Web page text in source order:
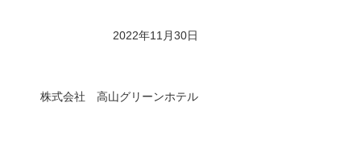
2022年11月30日
株式会社 高山グリーンホテル